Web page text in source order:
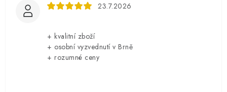
23.7.2026
+ kvalitní zboží
+ osobní vyzvednutí v Brně
+ rozumné ceny